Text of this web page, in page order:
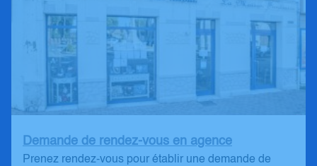
Demande de rendez-vous en agence
Prenez rendez-vous pour établir une demande de